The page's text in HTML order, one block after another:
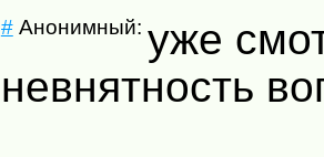
#Анонимный: уже
невнятность